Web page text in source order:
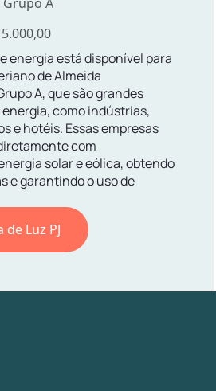
energia está disponível para
de Almeida
A, que são grandes
como indústrias,
e hotéis. Essas empresas
com
solar e eólica, obtendo
e garantindo o uso de
de Luz PJ